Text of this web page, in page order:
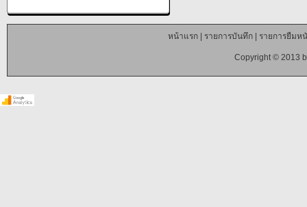
หน้าแรก| รายการบันทึก| รายการยืมห
Copyright © 2013